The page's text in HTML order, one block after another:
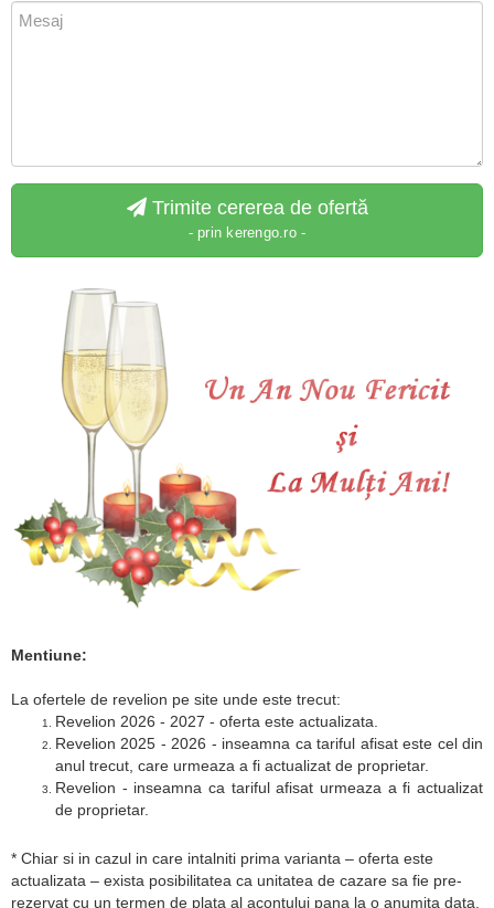
Trimite cererea de ofertă
- prin kerengo.ro -
Mentiune:
La ofertele de revelion pe site unde este trecut:
Revelion 2026 - 2027 - oferta este actualizata.
Revelion 2025 - 2026 - inseamna ca tariful afisat este cel din
anul trecut, care urmeaza a fi actualizat de proprietar.
Revelion - inseamna ca tariful afisat urmeaza a fi actualizat
de proprietar.
* Chiar si in cazul in care intalniti prima varianta – oferta este
actualizata – exista posibilitatea ca unitatea de cazare sa fie pre-
rezervat cu un termen de plata al acontului pana la o anumita data.